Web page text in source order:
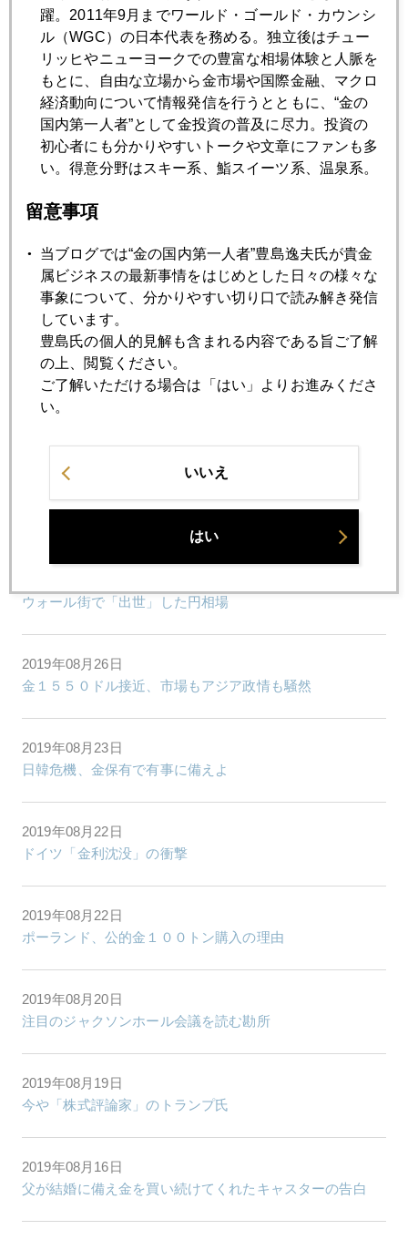
張）いずれ表層雪崩は必至。しかし下がったところは買い直
される。
2019年
1月
2019年08月30日
年金、破局のシナリオ
2019年08月29日
「利下げでトランプ再選リスク」元ＦＲＢ重鎮、異例の警
2019年08月28日
ウォール街で「出世」した円相場
2019年08月26日
金１５５０ドル接近、市場もアジア政情も騒然
2019年08月23日
日韓危機、金保有で有事に備えよ
2019年08月22日
ドイツ「金利沈没」の衝撃
2019年08月22日
ポーランド、公的金１００トン購入の理由
2019年08月20日
注目のジャクソンホール会議を読む勘所
2019年08月19日
今や「株式評論家」のトランプ氏
2019年08月16日
父が結婚に備え金を買い続けてくれたキャスターの告白
躍。2011年9月までワールド・ゴールド・カウンシ
ル（WGC）の日本代表を務める。独立後はチュー
リッヒやニューヨークでの豊富な相場体験と人脈を
もとに、自由な立場から金市場や国際金融、マクロ
経済動向について情報発信を行うとともに、“金の
国内第一人者”として金投資の普及に尽力。投資の
初心者にも分かりやすいトークや文章にファンも多
い。得意分野はスキー系、鮨スイーツ系、温泉系。
留意事項
当ブログでは“金の国内第一人者”豊島逸夫氏が貴金
属ビジネスの最新事情をはじめとした日々の様々な
事象について、分かりやすい切り口で読み解き発信
しています。
豊島氏の個人的見解も含まれる内容である旨ご了解
の上、閲覧ください。
ご了解いただける場合は「はい」よりお進みくださ
い。
いいえ
はい